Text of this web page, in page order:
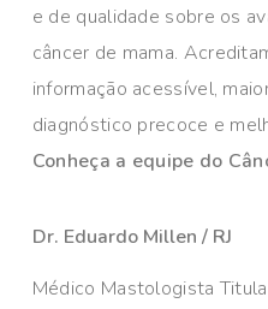
e de qualidade sobre os
câncer de mama.
informação acessível,
diagnóstico precoce e
Conheça a equipe do
Dr. Eduardo Millen / RJ
Médico Mastologista